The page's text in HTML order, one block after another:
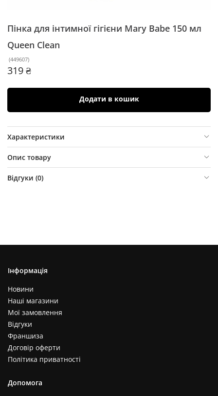
Пінка для інтимної гігієни Mary Babe 150 мл
Queen Clean
(449607)
319 ₴
Додати в кошик
Характеристики
Опис товару
Відгуки (0)
Інформація
Новини
Наші магазини
Мої замовлення
Відгуки
Франшиза
Договір оферти
Політика приватності
Допомога